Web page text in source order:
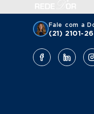
Fale com a
(21) 2101-